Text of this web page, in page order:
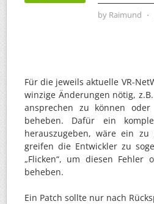
by Raimund ⋅
Für die jeweils aktuelle VR-
winzige Änderungen nötig,
ansprechen zu können
beheben. Dafür ein
herauszugeben, wäre ein zu
greifen die Entwickler zu
„Flicken“, um diesen Fehler
beheben.
Ein Patch sollte nur nach